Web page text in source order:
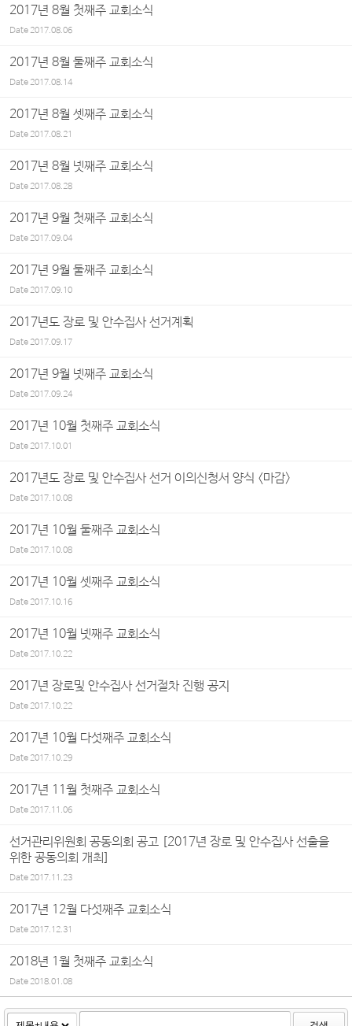
2017년 8월 첫째주 교회소식
Date2017.08.06
2017년 8월 둘째주 교회소식
Date2017.08.14
2017년 8월 셋째주 교회소식
Date2017.08.21
2017년 8월 넷째주 교회소식
Date2017.08.28
2017년 9월 첫째주 교회소식
Date2017.09.04
2017년 9월 둘째주 교회소식
Date2017.09.10
2017년도 장로 및 안수집사 선거계획
Date2017.09.17
2017년 9월 넷째주 교회소식
Date2017.09.24
2017년 10월 첫째주 교회소식
Date2017.10.01
2017년도 장로 및 안수집사 선거 이의신청서 양식 <마감>
Date2017.10.08
2017년 10월 둘째주 교회소식
Date2017.10.08
2017년 10월 셋째주 교회소식
Date2017.10.16
2017년 10월 넷째주 교회소식
Date2017.10.22
2017년 장로및 안수집사 선거절차 진행 공지
Date2017.10.22
2017년 10월 다섯째주 교회소식
Date2017.10.29
2017년 11월 첫째주 교회소식
Date2017.11.06
선거관리위원회 공동의회 공고 [2017년 장로 및 안수집사 선출을
위한 공동의회 개최]
Date2017.11.23
2017년 12월 다섯째주 교회소식
Date2017.12.31
2018년 1월 첫째주 교회소식
Date2018.01.08